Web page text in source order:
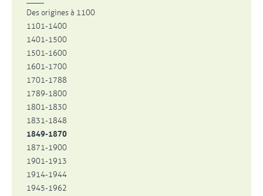
Des origines à 1100
1101-1400
1401-1500
1501-1600
1601-1700
1701-1788
1789-1800
1801-1830
1831-1848
1849-1870
1871-1900
1901-1913
1914-1944
1945-1962